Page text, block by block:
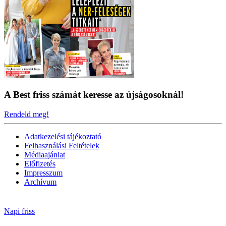
A Best friss számát keresse az újságosoknál!
Rendeld meg!
Adatkezelési tájékoztató
Felhasználási Feltételek
Médiaajánlat
Előfizetés
Impresszum
Archívum
Napi friss